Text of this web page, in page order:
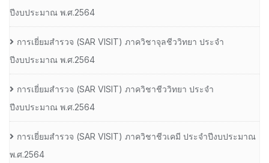
ปีงบประมาณ พ.ศ.2564
การเยี่ยมสํารวจ (SAR VISIT) ภาควิชาจุลชีววิทยา ประจํา
ปีงบประมาณ พ.ศ.2564
การเยี่ยมสํารวจ (SAR VISIT) ภาควิชาชีววิทยา ประจํา
ปีงบประมาณ พ.ศ.2564
การเยี่ยมสํารวจ (SAR VISIT) ภาควิชาชีวเคมี ประจําปีงบประมาณ
พ.ศ.2564